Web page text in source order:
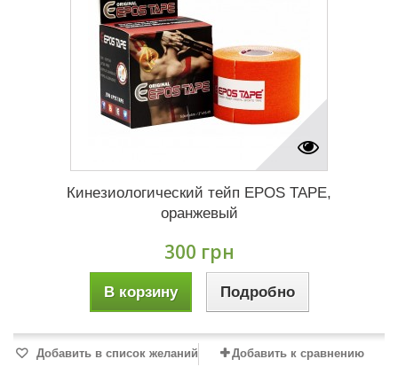
Кинезиологический тейп EPOS TAPE,
оранжевый
300 грн
В корзину Подробно
Добавить в список желаний Добавить к сравнению